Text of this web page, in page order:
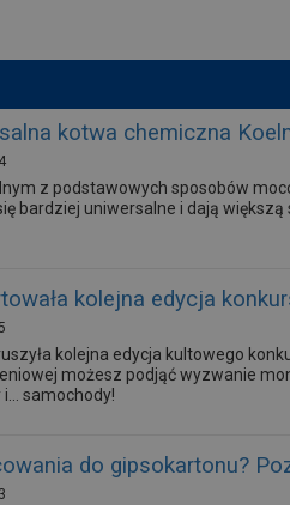
kotwa chemiczna
z podstawowych sposobów
bardziej uniwersalne i dają
kolejna edycja
kolejna edycja kultowego
możesz podjąć wyzwanie
samochody!
do gipsokartonu?